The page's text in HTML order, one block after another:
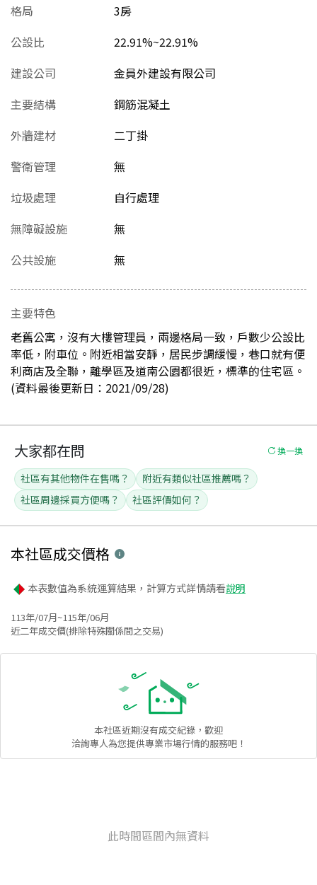
格局
3房
公設比
22.91%~22.91%
建設公司
金員外建設有限公司
主要結構
鋼筋混凝土
外牆建材
二丁掛
警衛管理
無
垃圾處理
自行處理
無障礙設施
無
公共設施
無
主要特色
老舊公寓，沒有大樓管理員，兩邊格局一致，戶數少公設比
率低，附車位。附近相當安靜，居民步調緩慢，巷口就有便
利商店及全聯，離學區及道南公園都很近，標準的住宅區。
(資料最後更新日：2021/09/28)
大家都在問 換一換
社區有其他物件在售嗎？
附近有類似社區推薦嗎？
社區周邊採買方便嗎？
社區評價如何？
本社區成交價格
本表數值為系統運算結果，計算方式詳情請看說明
113年/07月~115年/06月
近二年成交價(排除特殊關係間之交易)
本社區近期沒有成交紀錄，歡迎
洽詢專人為您提供專業市場行情的服務吧！
此時間區間內無資料